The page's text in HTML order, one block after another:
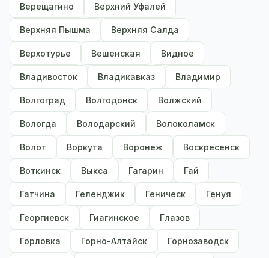
Верещагино Верхний Уфалей
Верхняя Пышма Верхняя Салда
Верхотурье Вешенская Видное
Владивосток Владикавказ Владимир
Волгоград Волгодонск Волжский
Вологда Володарский Волоколамск
Волот Воркута Воронеж Воскресенск
Воткинск Выкса Гагарин Гай
Гатчина Геленджик Геническ Генуя
Георгиевск Гиагинское Глазов
Горловка Горно-Алтайск Горнозаводск